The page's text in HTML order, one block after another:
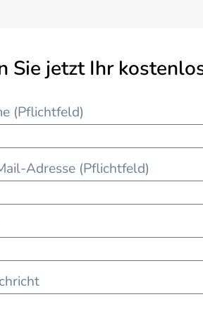
Sie jetzt Ihr
(Pflichtfeld)
Adresse (Pflichtfeld)